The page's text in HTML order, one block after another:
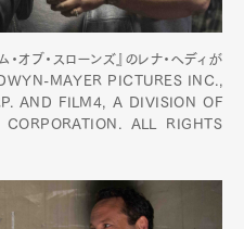
・オブ・スローンズ』のレナ・ヘディが
MAYER PICTURES INC.,
AND FILM4, A DIVISION OF
ALL RIGHTS